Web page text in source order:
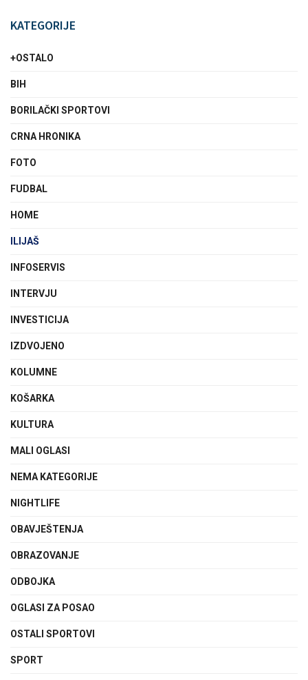
KATEGORIJE
+OSTALO
BIH
BORILAČKI SPORTOVI
CRNA HRONIKA
FOTO
FUDBAL
HOME
ILIJAŠ
INFOSERVIS
INTERVJU
INVESTICIJA
IZDVOJENO
KOLUMNE
KOŠARKA
KULTURA
MALI OGLASI
NEMA KATEGORIJE
NIGHTLIFE
OBAVJEŠTENJA
OBRAZOVANJE
ODBOJKA
OGLASI ZA POSAO
OSTALI SPORTOVI
SPORT